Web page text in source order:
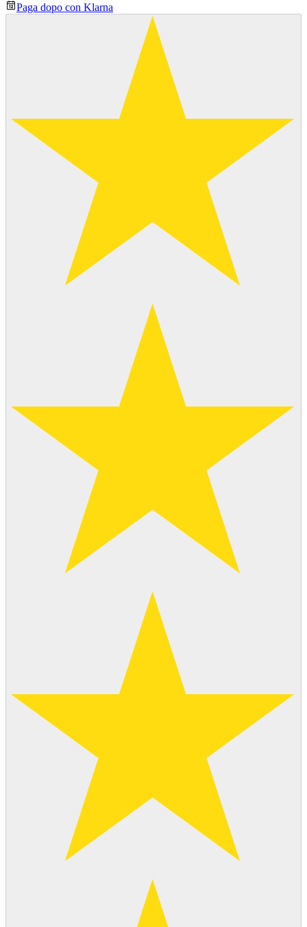
Paga dopo con Klarna